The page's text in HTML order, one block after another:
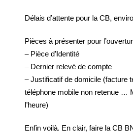
Délais d’attente pour la CB,
Pièces à présenter pour
– Pièce d’Identité
– Dernier relevé de compte
– Justificatif de domicile (facture
téléphone mobile non retenue …
l’heure)
Enfin voilà. En clair, faire la CB